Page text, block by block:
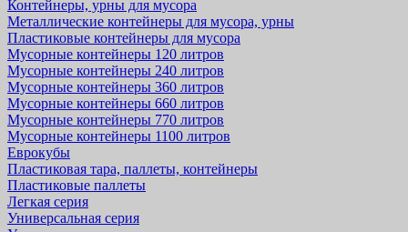
Контейнеры, урны для мусора
Металлические контейнеры для мусора, урны
Пластиковые контейнеры для мусора
Мусорные контейнеры 120 литров
Мусорные контейнеры 240 литров
Мусорные контейнеры 360 литров
Мусорные контейнеры 660 литров
Мусорные контейнеры 770 литров
Мусорные контейнеры 1100 литров
Еврокубы
Пластиковая тара, паллеты, контейнеры
Пластиковые паллеты
Легкая серия
Универсальная серия